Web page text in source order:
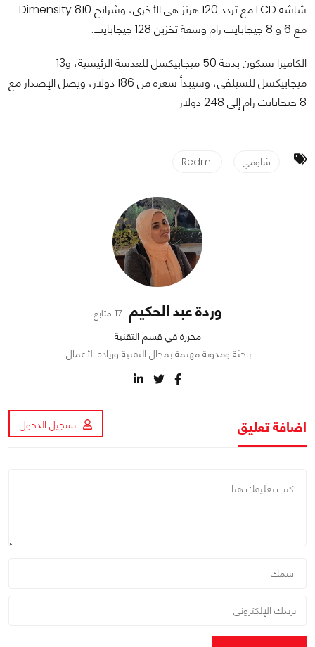
شاشة LCD مع تردد 120 هرتز هي الأخرى، وشرائح Dimensity 810
مع 6 و 8 جيجابايت رام وسعة تخزين 128 جيجابايت.
الكاميرا ستكون بدقة 50 ميجابيكسل للعدسة الرئيسية، و13
ميجابيكسل للسيلفي، وسيبدأ سعره من 186 دولار، ويصل الإصدار مع
8 جيجابايت رام إلى 248 دولار
شاومي Redmi
وردة عبد الحكيم 17 متابع
محررة في قسم التقنية
باحثة ومدونة مهتمة بمجال التقنية وريادة الأعمال.
اضافة تعليق تسجيل الدخول